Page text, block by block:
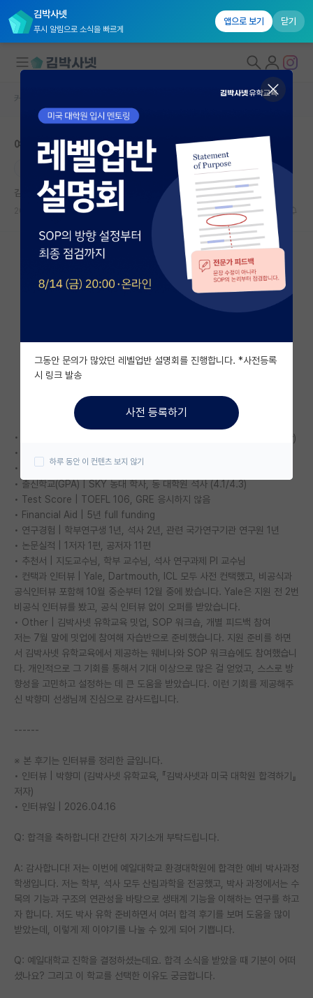
김박사넷
푸시 알림으로 소식을 빠르게
앱으로 보기 닫기
대학원생 모집
국내대학원 정보
연구실&오픈랩
커뮤니티
커뮤니티 홈
전체글보기
베스트 게시판
자유 게시판(아무개랩)
미국 유학 게시판
미국 대학원 합격 후기 게시판
대학원생 모집 게시판
연구실(PI) 홍보 게시판
석박사 채용 정보 게시판
임용 정보 게시판
학부 인턴 게시판
취업 게시판
임용 후기 게시판
PI 전용 게시판
인문사회 계열 게시판
특수/전문대학원 게시판
반도체/AI 게시판
장학금/장학생 게시판
홍보 게시판
커리어
유학교육
이벤트
반도체 아카데미
재팬라운지 🌸
커뮤니티 홈
예일대 풀펀딩 박사 합격 (영국 독일 동시 지원)
자연
김박사넷 유학교육
2026.05.14 0 3640
• Admission | Yale university, University of Hamburg (Germany)
• Rejections | Dartmouth college
• Withdrawals | Imperial College London (ICL)
• 출신학교(GPA) | SKY 농대 학사, 동 대학원 석사 (4.1/4.3)
• Test Score | TOEFL 106, GRE 응시하지 않음
• Financial Aid | 5년 full funding
• 연구경험 | 학부연구생 1년, 석사 2년, 관련 국가연구기관 연구원 1년
• 논문실적 | 1저자 1편, 공저자 11편
• 추천서 | 지도교수님, 학부 교수님, 석사 연구과제 PI 교수님
• 컨택과 인터뷰 | Yale, Dartmouth, ICL 모두 사전 컨택했고, 비공식과
공식인터뷰 포함해 10월 중순부터 12월 중에 봤습니다. Yale은 지원 전 2번
비공식 인터뷰를 봤고, 공식 인터뷰 없이 오퍼를 받았습니다.
• Other | 김박사넷 유학교육 밋업, SOP 워크숍, 개별 피드백 참여
저는 7월 말에 밋업에 참여해 자습반으로 준비했습니다. 지원 준비를 하면
서 김박사넷 유학교육에서 제공하는 웨비나와 SOP 워크숍에도 참여했습니
다. 개인적으로 그 기회를 통해서 기대 이상으로 많은 걸 얻었고, 스스로 방
향성을 고민하고 설정하는 데 큰 도움을 받았습니다. 이런 기회를 제공해주
신 박향미 선생님께 진심으로 감사드립니다.
------
※ 본 후기는 인터뷰를 정리한 글입니다.
• 인터뷰 | 박향미 (김박사넷 유학교육, 『김박사넷과 미국 대학원 합격하기』
저자)
• 인터뷰일 | 2026.04.16
Q: 합격을 축하합니다! 간단히 자기소개 부탁드립니다.
A: 감사합니다! 저는 이번에 예일대학교 환경대학원에 합격한 예비 박사과정
학생입니다. 저는 학부, 석사 모두 산림과학을 전공했고, 박사 과정에서는 수
목의 기능과 구조의 연관성을 바탕으로 생태계 기능을 이해하는 연구를 하고
자 합니다. 저도 박사 유학 준비하면서 여러 합격 후기를 보며 도움을 많이
받았는데, 이렇게 제 이야기를 나눌 수 있게 되어 기쁩니다.
Q: 예일대학교 진학을 결정하셨는데요. 합격 소식을 받았을 때 기분이 어떠
셨나요? 그리고 이 학교를 선택한 이유도 궁금합니다.
그동안 문의가 많았던 레벨업반 설명회를 진행합니다. *사전등록
시 링크 발송
사전 등록하기
하루 동안 이 컨텐츠 보지 않기